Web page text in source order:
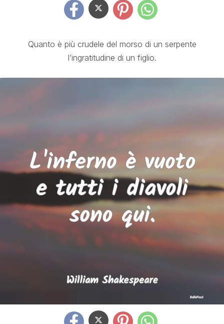
Quanto è più crudele del morso di un serpente
l’ingratitudine di un figlio.